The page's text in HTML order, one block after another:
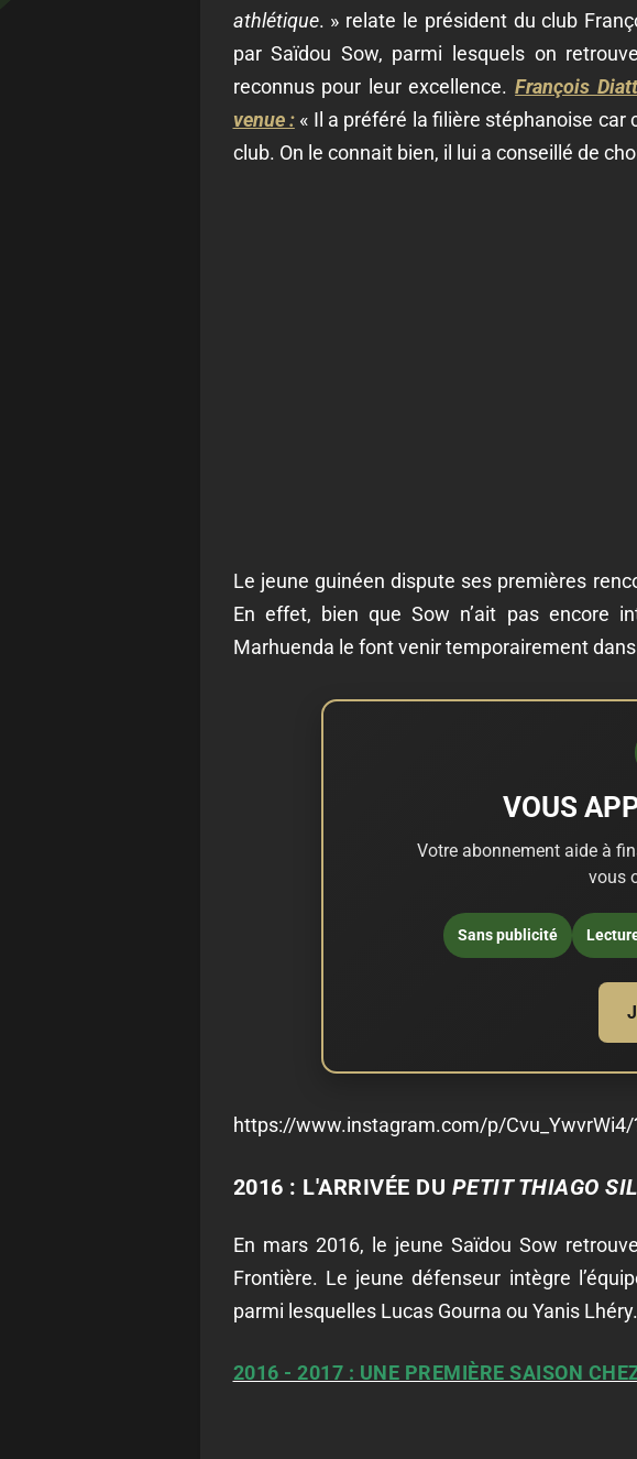
athlétique. » relate le président du club
par Saïdou Sow, parmi lesquels on
reconnus pour leur excellence.François
venue :« Il a préféré la filière stéphanoise car
club. On le connait bien, il lui a conseillé de
Le jeune guinéen dispute ses premières
En effet, bien que Sow n’ait pas encore
Marhuenda le font venir temporairement
VOUS
Votre abonnement aide à
vous
Sans publicité
https://www.instagram.com/p/Cvu_YwvrWi4/
2016 : L'ARRIVÉE DU PETIT THIAGO
En mars 2016, le jeune Saïdou Sow
Frontière. Le jeune défenseur intègre
parmi lesquelles Lucas Gourna ou Yanis Lhéry.
2016 - 2017 : UNE PREMIÈRE SAISON